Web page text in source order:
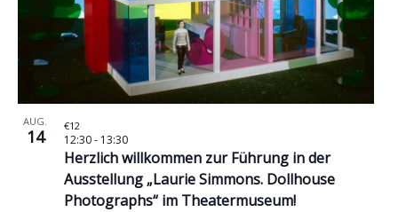
AUG.
14
Herzlich willkommen zur Führung in der
Ausstellung „Laurie Simmons. Dollhouse
Photographs“ im Theatermuseum!
12:30- 13:30
€12